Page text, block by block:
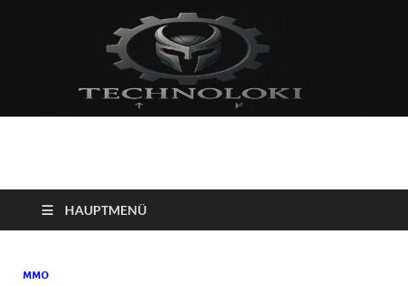
Technoloki: Gaming
und Entertainment
News
Blockbuster, Indie-Perlen und Retro-Klassiker.
HAUPTMENÜ
MMO